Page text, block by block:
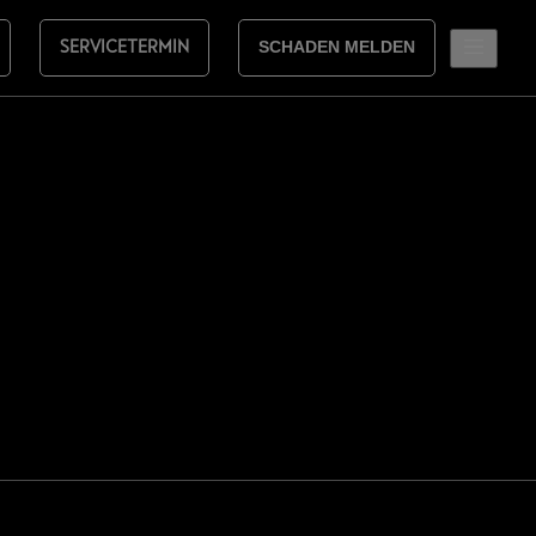
SERVICETERMIN SCHADEN MELDEN